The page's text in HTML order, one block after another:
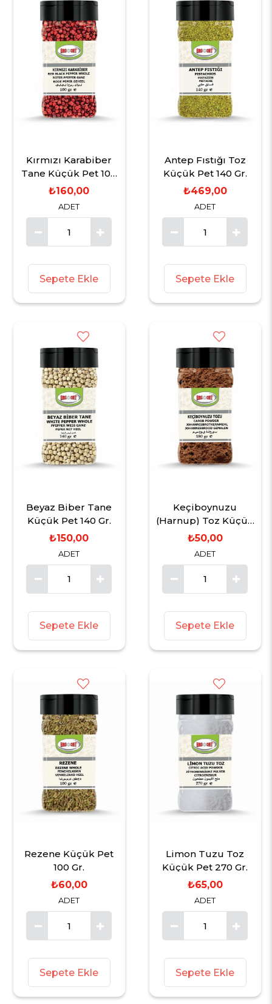
Kırmızı Karabiber
Tane Küçük Pet 100
Gr.
ADET
₺160,00
Sepete Ekle
Antep Fıstığı Toz
Küçük Pet 140 Gr.
ADET
₺469,00
Sepete Ekle
Beyaz Biber Tane
Küçük Pet 140 Gr.
ADET
₺150,00
Sepete Ekle
Keçiboynuzu
(Harnup) Toz Küçük
Pet 180 Gr.
ADET
₺50,00
Sepete Ekle
Rezene Küçük Pet
100 Gr.
ADET
₺60,00
Sepete Ekle
Limon Tuzu Toz
Küçük Pet 270 Gr.
ADET
₺65,00
Sepete Ekle